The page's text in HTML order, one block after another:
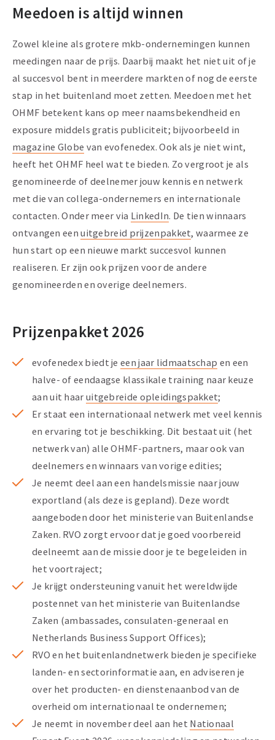
Meedoen is altijd winnen
Zowel kleine als grotere mkb-ondernemingen kunnen
meedingen naar de prijs. Daarbij maakt het niet uit of je
al succesvol bent in meerdere markten of nog de eerste
stap in het buitenland moet zetten. Meedoen met het
OHMF betekent kans op meer naamsbekendheid en
exposure middels gratis publiciteit; bijvoorbeeld in
magazine Globe van evofenedex. Ook als je niet wint,
heeft het OHMF heel wat te bieden. Zo vergroot je als
genomineerde of deelnemer jouw kennis en netwerk
met die van collega-ondernemers en internationale
contacten. Onder meer via LinkedIn. De tien winnaars
ontvangen eenuitgebreid prijzenpakket, waarmee ze
hun start op een nieuwe markt succesvol kunnen
realiseren. Er zijn ook prijzen voor de andere
genomineerden en overige deelnemers.
Prijzenpakket 2026
evofenedex biedt jeeen jaar lidmaatschap en een
halve- of eendaagse klassikale training naar keuze
aan uit haar uitgebreide opleidingspakket;
Er staat een internationaal netwerk met veel kennis
en ervaring tot je beschikking. Dit bestaat uit (het
netwerk van) alle OHMF-partners, maar ook van
deelnemers en winnaars van vorige edities;
Je neemt deel aan een handelsmissie naar jouw
exportland (als deze is gepland). Deze wordt
aangeboden door het ministerie van Buitenlandse
Zaken. RVO zorgt ervoor dat je goed voorbereid
deelneemt aan de missie door je te begeleiden in
het voortraject;
Je krijgt ondersteuning vanuit het wereldwijde
postennet van het ministerie van Buitenlandse
Zaken (ambassades, consulaten-generaal en
Netherlands Business Support Offices);
RVO en het buitenlandnetwerk bieden je specifieke
landen- en sectorinformatie aan, en adviseren je
over het producten- en dienstenaanbod van de
overheid om internationaal te ondernemen;
Je neemt in november deel aan het Nationaal